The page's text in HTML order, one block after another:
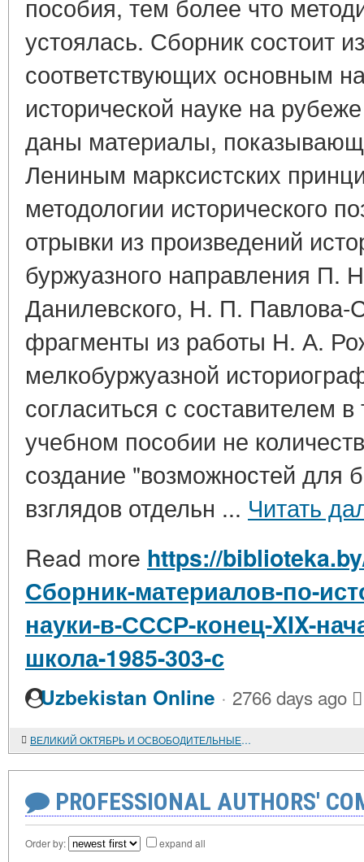
пособия, тем более что
устоялась. Сборник состоит
соответствующих основным
исторической науке на
даны материалы,
Лениным марксистских
методологии исторического
отрывки из произведений
буржуазного направления
Данилевского, Н. П. Павлова-
фрагменты из работы Н. А.
мелкобуржуазной
согласиться с составителем
учебном пособии не
создание "возможностей для
взглядов отдельн ... Читать
Read more https://
Сборник-материалов-по-
науки-в-СССР-конец-XIX-
школа-1985-303-с
Uzbekistan Online · 2766 days ago
ВЕЛИКИЙ ОКТЯБРЬ И ОСВОБОДИТЕЛЬНЫЕ РЕВОЛЮЦИИ XX ВЕКА (1917-1987 гг.)
PROFESSIONAL AUTHORS'
Order by: expand all